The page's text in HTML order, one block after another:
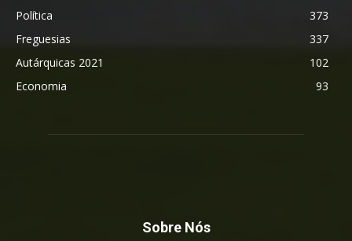
Política
373
Freguesias
337
Autárquicas 2021
102
Economia
93
Sobre Nós